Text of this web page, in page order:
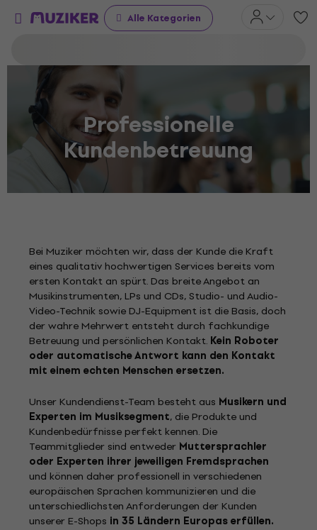
Alle Kategorien
Professionelle
Kundenbetreuung
Bei Muziker möchten wir, dass der Kunde die Kraft
eines qualitativ hochwertigen Services bereits vom
ersten Kontakt an spürt. Das breite Angebot an
Musikinstrumenten, LPs und CDs, Studio- und Audio-
Video-Technik sowie DJ-Equipment ist die Basis, doch
der wahre Mehrwert entsteht durch fachkundige
Betreuung und persönlichen Kontakt. Kein Roboter
oder automatische Antwort kann den Kontakt
mit einem echten Menschen ersetzen.
Unser Kundendienst-Team besteht aus Musikern und
Experten im Musiksegment, die Produkte und
Kundenbedürfnisse perfekt kennen. Die
Teammitglieder sind entweder Muttersprachler
oder Experten ihrer jeweiligen Fremdsprachen
und können daher professionell in verschiedenen
europäischen Sprachen kommunizieren und die
unterschiedlichsten Anforderungen der Kunden
unserer E-Shops in 35 Ländern Europas erfüllen.